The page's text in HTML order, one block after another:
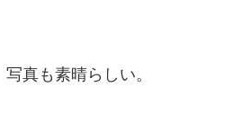
真も素晴らしい。